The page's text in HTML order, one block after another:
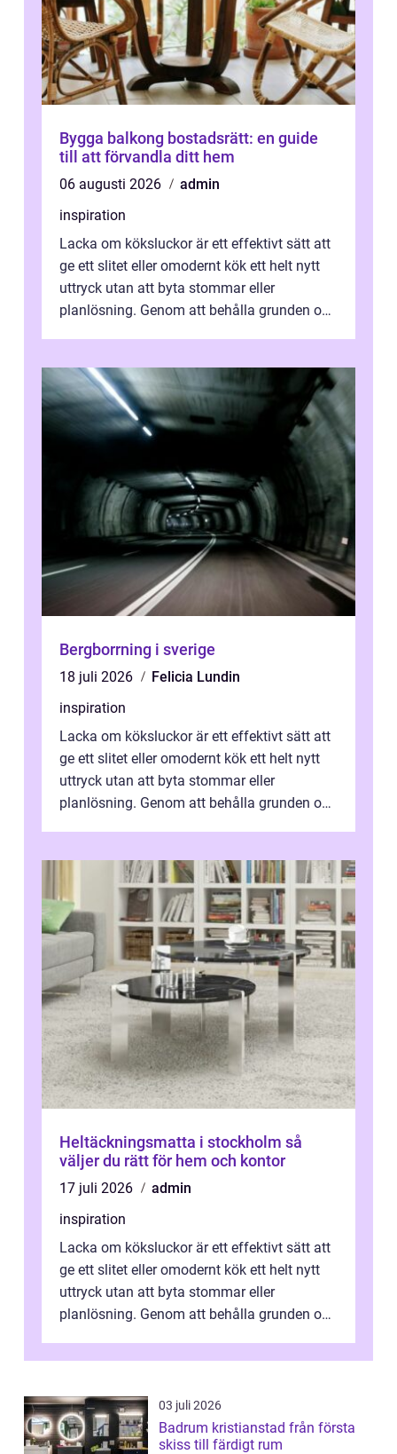
Bygga balkong bostadsrätt: en guide
till att förvandla ditt hem
06 augusti 2026
admin
inspiration
Lacka om köksluckor är ett effektivt sätt att
ge ett slitet eller omodernt kök ett helt nytt
uttryck utan att byta stommar eller
planlösning. Genom att behålla grunden och
Bergborrning i sverige
18 juli 2026
Felicia Lundin
inspiration
Lacka om köksluckor är ett effektivt sätt att
ge ett slitet eller omodernt kök ett helt nytt
uttryck utan att byta stommar eller
planlösning. Genom att behålla grunden och
Heltäckningsmatta i stockholm så
väljer du rätt för hem och kontor
17 juli 2026
admin
inspiration
Lacka om köksluckor är ett effektivt sätt att
ge ett slitet eller omodernt kök ett helt nytt
uttryck utan att byta stommar eller
planlösning. Genom att behålla grunden och
03 juli 2026
Badrum kristianstad från första
skiss till färdigt rum